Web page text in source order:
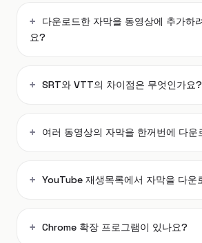
다운로드한 자막을 동영상에 추가하
요?
SRT와 VTT의 차이점은 무엇인가요?
여러 동영상의 자막을 한꺼번에 다운
YouTube 재생목록에서 자막을 다운
Chrome 확장 프로그램이 있나요?